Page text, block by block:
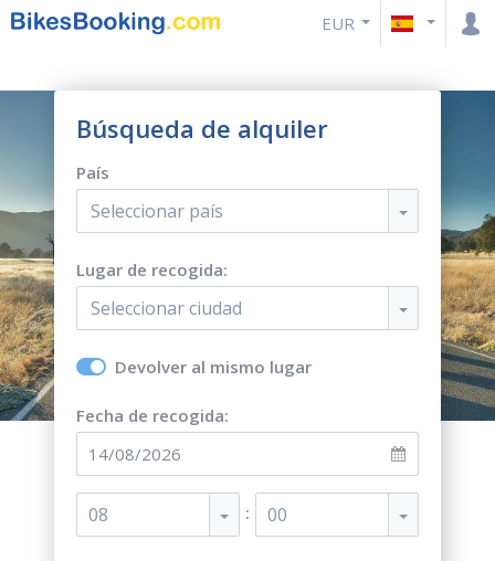
EUR
Búsqueda de alquiler
País
Seleccionar país
Lugar de recogida:
Seleccionar ciudad
Devolver al mismo lugar
Fecha de recogida:
08 : 00